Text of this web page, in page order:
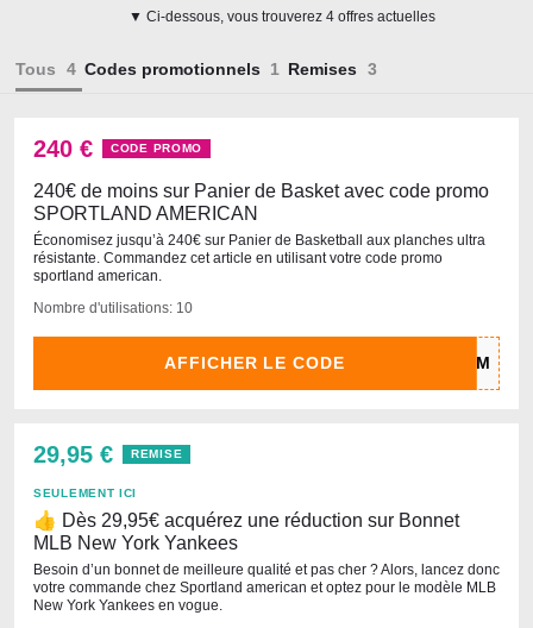
▼ Ci-dessous, vous trouverez 4 offres actuelles
Tous Codes promotionnels Remises
240 € CODE PROMO
240€ de moins sur Panier de Basket avec code promo
SPORTLAND AMERICAN
Économisez jusqu’à 240€ sur Panier de Basketball aux planches ultra
résistante. Commandez cet article en utilisant votre code promo
sportland american.
Nombre d'utilisations: 10
AFFICHER LE CODE
29,95 € REMISE
SEULEMENT ICI
👍 Dès 29,95€ acquérez une réduction sur Bonnet
MLB New York Yankees
Besoin d’un bonnet de meilleure qualité et pas cher ? Alors, lancez donc
votre commande chez Sportland american et optez pour le modèle MLB
New York Yankees en vogue.